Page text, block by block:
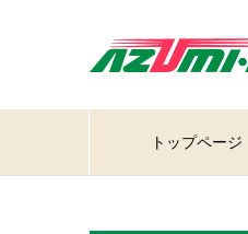
トップページ